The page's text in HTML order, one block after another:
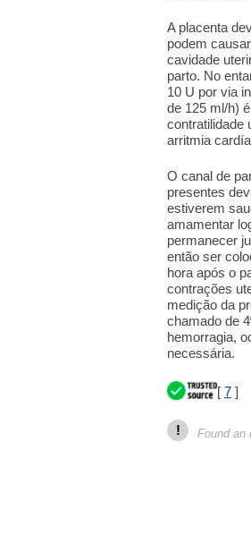
A placenta
podem
cavidade
parto. No
10 U por via
de 125 ml/h)
contratilidade
arritmia
O canal de
presentes
estiverem
amamentar
permanecer
então ser
hora após o
contrações
medição da
chamado de
hemorragia,
necessária.
[ 7 ]
! Found an